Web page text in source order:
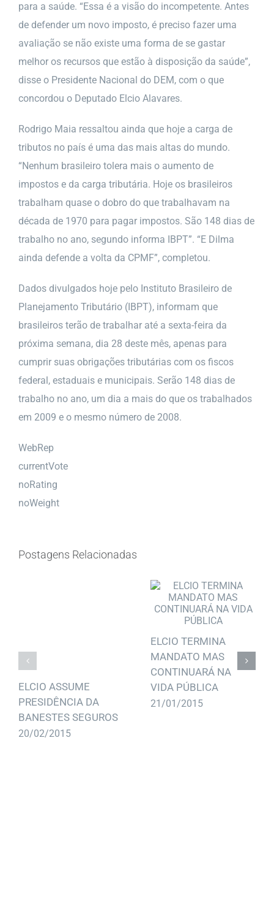
para a saúde. “Essa é a visão do incompetente. Antes
de defender um novo imposto, é preciso fazer uma
avaliação se não existe uma forma de se gastar
melhor os recursos que estão à disposição da saúde”,
disse o Presidente Nacional do DEM, com o que
concordou o Deputado Elcio Alavares.
Rodrigo Maia ressaltou ainda que hoje a carga de
tributos no país é uma das mais altas do mundo.
“Nenhum brasileiro tolera mais o aumento de
impostos e da carga tributária. Hoje os brasileiros
trabalham quase o dobro do que trabalhavam na
década de 1970 para pagar impostos. São 148 dias de
trabalho no ano, segundo informa IBPT”. “E Dilma
ainda defende a volta da CPMF”, completou.
Dados divulgados hoje pelo Instituto Brasileiro de
Planejamento Tributário (IBPT), informam que
brasileiros terão de trabalhar até a sexta-feira da
próxima semana, dia 28 deste mês, apenas para
cumprir suas obrigações tributárias com os fiscos
federal, estaduais e municipais. Serão 148 dias de
trabalho no ano, um dia a mais do que os trabalhados
em 2009 e o mesmo número de 2008.
WebRep
currentVote
noRating
noWeight
Postagens Relacionadas
ELCIO ASSUME
PRESIDÊNCIA DA
BANESTES SEGUROS
20/02/2015
ELCIO TERMINA
MANDATO MAS
CONTINUARÁ NA
VIDA PÚBLICA
21/01/2015